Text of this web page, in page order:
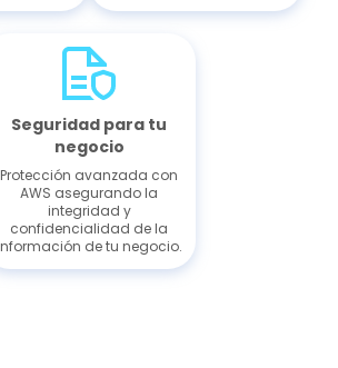
Seguridad para tu
negocio
Protección avanzada con
AWS asegurando la
integridad y
confidencialidad de la
de tu negocio.